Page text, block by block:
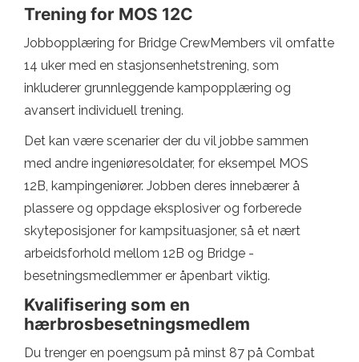
Trening for MOS 12C
Jobbopplæring for Bridge CrewMembers vil omfatte
14 uker med en stasjonsenhetstrening, som
inkluderer grunnleggende kampopplæring og
avansert individuell trening.
Det kan være scenarier der du vil jobbe sammen
med andre ingeniøresoldater, for eksempel MOS
12B, kampingeniører. Jobben deres innebærer å
plassere og oppdage eksplosiver og forberede
skyteposisjoner for kampsituasjoner, så et nært
arbeidsforhold mellom 12B og Bridge -
besetningsmedlemmer er åpenbart viktig.
Kvalifisering som en
hærbrosbesetningsmedlem
Du trenger en poengsum på minst 87 på Combat